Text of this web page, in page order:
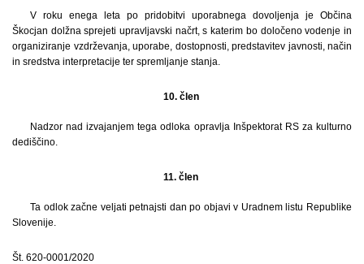
V roku enega leta po pridobitvi uporabnega dovoljenja je Občina
Škocjan dolžna sprejeti upravljavski načrt, s katerim bo določeno vodenje in
organiziranje vzdrževanja, uporabe, dostopnosti, predstavitev javnosti, način
in sredstva interpretacije ter spremljanje stanja.
10. člen
Nadzor nad izvajanjem tega odloka opravlja Inšpektorat RS za kulturno
dediščino.
11. člen
Ta odlok začne veljati petnajsti dan po objavi v Uradnem listu Republike
Slovenije.
Št. 620-0001/2020